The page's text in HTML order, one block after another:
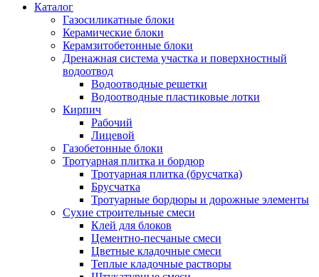
Каталог
Газосиликатные блоки
Керамические блоки
Керамзитобетонные блоки
Дренажная система участка и поверхностный
водоотвод
Водоотводные решетки
Водоотводные пластиковые лотки
Кирпич
Рабочий
Лицевой
Газобетонные блоки
Тротуарная плитка и бордюр
Тротуарная плитка (брусчатка)
Брусчатка
Тротуарные бордюры и дорожные элементы
Сухие строительные смеси
Клей для блоков
Цементно-песчаные смеси
Цветные кладочные смеси
Теплые кладочные растворы